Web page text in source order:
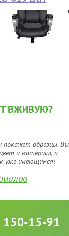
ВЖИВУЮ?
покажет образцы. Вы
и материал, а
уже имеющимся!
150-15-91